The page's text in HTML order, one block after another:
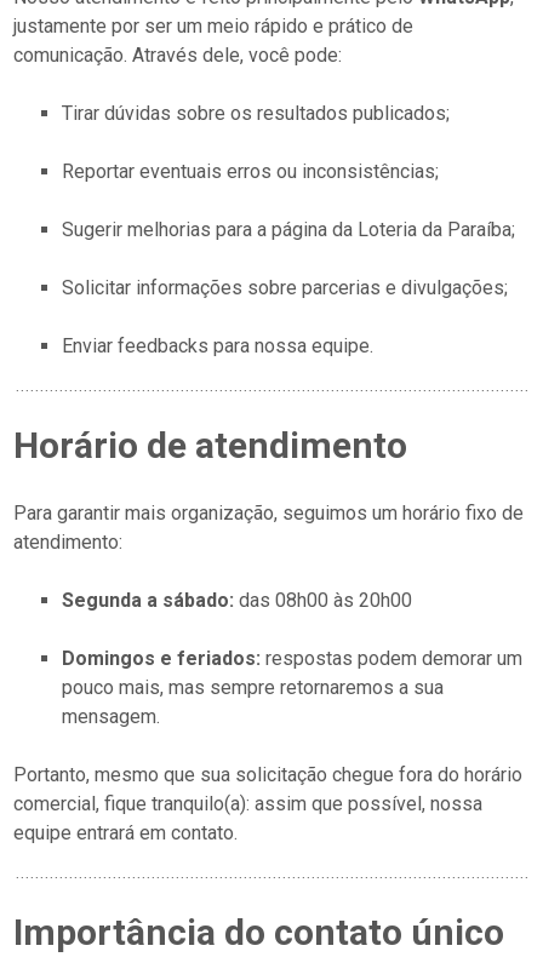
justamente por ser um meio rápido e prático de
comunicação. Através dele, você pode:
Tirar dúvidas sobre os resultados publicados;
Reportar eventuais erros ou inconsistências;
Sugerir melhorias para a página da Loteria da Paraíba;
Solicitar informações sobre parcerias e divulgações;
Enviar feedbacks para nossa equipe.
Horário de atendimento
Para garantir mais organização, seguimos um horário fixo de
atendimento:
Segunda a sábado: das 08h00 às 20h00
Domingos e feriados: respostas podem demorar um
pouco mais, mas sempre retornaremos a sua
mensagem.
Portanto, mesmo que sua solicitação chegue fora do horário
comercial, fique tranquilo(a): assim que possível, nossa
equipe entrará em contato.
Importância do contato único